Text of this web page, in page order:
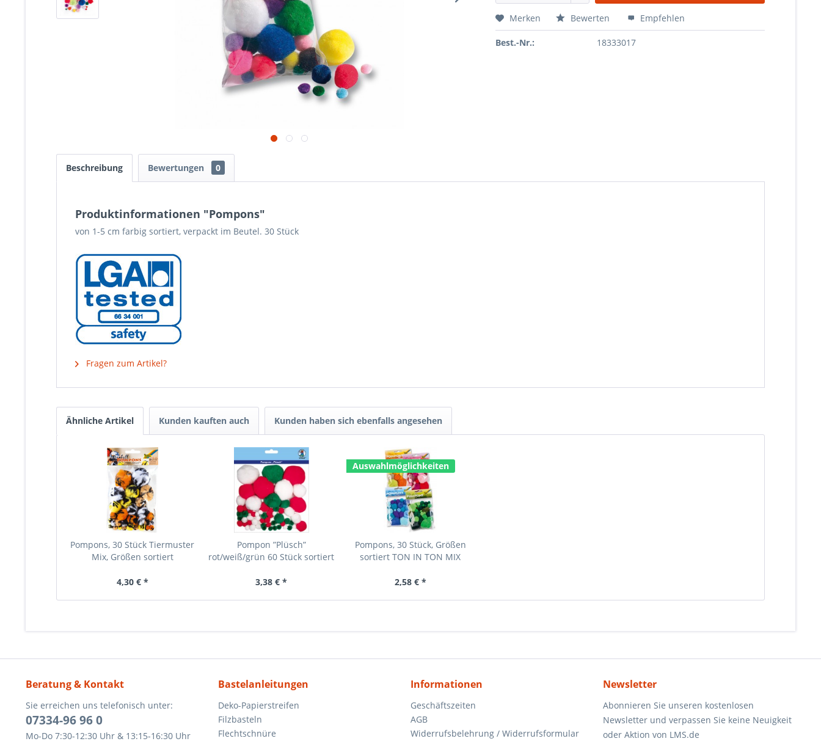
Merken Bewerten Empfehlen
Best.-Nr.: 18333017
Beschreibung Bewertungen 0
Produktinformationen "Pompons"
von 1-5 cm farbig sortiert, verpackt im Beutel. 30 Stück
Fragen zum Artikel?
Ähnliche Artikel Kunden kauften auch Kunden haben sich ebenfalls angesehen
Pompons, 30 Stück Tiermuster
Mix, Größen sortiert
4,30 € *
Pompon ”Plüsch”
rot/weiß/grün 60 Stück sortiert
3,38 € *
Auswahlmöglichkeiten
Pompons, 30 Stück, Größen
sortiert TON IN TON MIX
2,58 € *
Beratung & Kontakt
Sie erreichen uns telefonisch unter:
07334-96 96 0
Mo-Do 7:30-12:30 Uhr & 13:15-16:30 Uhr
Bastelanleitungen
Deko-Papierstreifen
Filzbasteln
Flechtschnüre
Informationen
Geschäftszeiten
AGB
Widerrufsbelehrung / Widerrufsformular
Newsletter
Abonnieren Sie unseren kostenlosen
Newsletter und verpassen Sie keine Neuigkeit
oder Aktion von LMS.de